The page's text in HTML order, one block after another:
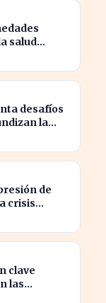
salud
desafíos
la
de
crisis
clave
las